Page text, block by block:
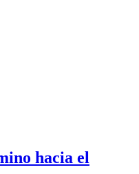
hacia el